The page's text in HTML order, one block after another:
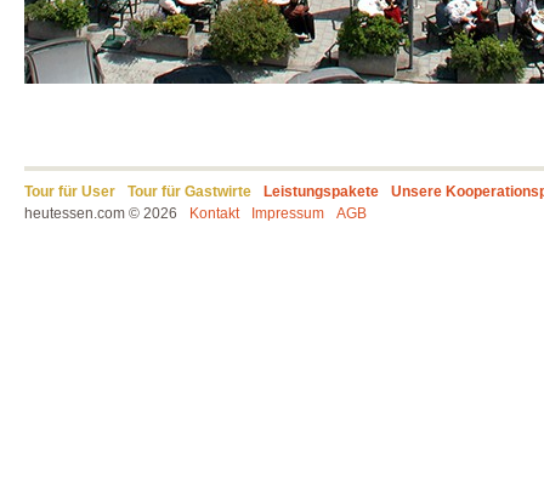
Tour für User Tour für Gastwirte Leistungspakete
Unsere
heutessen.com © 2026
Kontakt Impressum AGB